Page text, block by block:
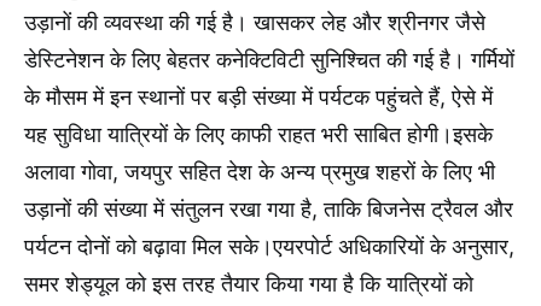
उड़ानों की व्यवस्था की गई है। खासकर लेह और श्रीनगर जैसे
डेस्टिनेशन के लिए बेहतर कनेक्टिविटी सुनिश्चित की गई है। गर्मियों
के मौसम में इन स्थानों पर बड़ी संख्या में पर्यटक पहुंचते हैं, ऐसे में
यह सुविधा यात्रियों के लिए काफी राहत भरी साबित होगी।इसके
अलावा गोवा, जयपुर सहित देश के अन्य प्रमुख शहरों के लिए भी
उड़ानों की संख्या में संतुलन रखा गया है, ताकि बिजनेस ट्रैवल और
पर्यटन दोनों को बढ़ावा मिल सके।एयरपोर्ट अधिकारियों के अनुसार,
समर शेड्यूल को इस तरह तैयार किया गया है कि यात्रियों को